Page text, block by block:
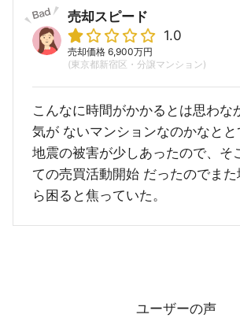
売却スピード
1.0
売却価格 6,900万円
(東京都新宿区・分譲マンション)
こんなに時間がかかるとは思わな
気が ないマンションなのかなとと
地震の被害が少しあったので、そ
ての売買活動開始 だったのでま
ら困ると焦っていた。
ユーザーの声